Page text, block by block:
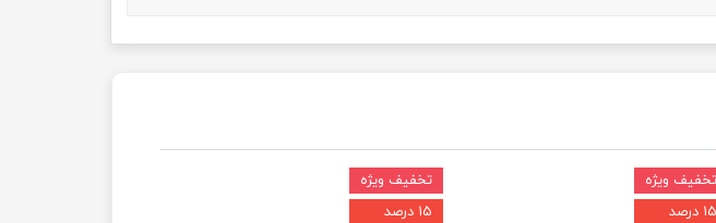
تخفیف ویژه
۱۵ درصد
تخفیف ویژه
۱۵ درصد